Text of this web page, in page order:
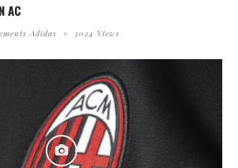
AC
Adidas 3024 Views